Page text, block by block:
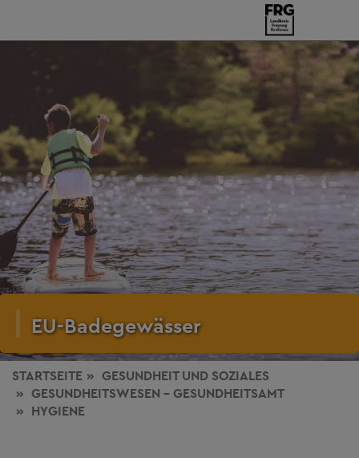
EU-Badegewässer
STARTSEITE GESUNDHEITUND SOZIALES
GESUNDHEITSWESEN - GESUNDHEITSAMT
HYGIENE